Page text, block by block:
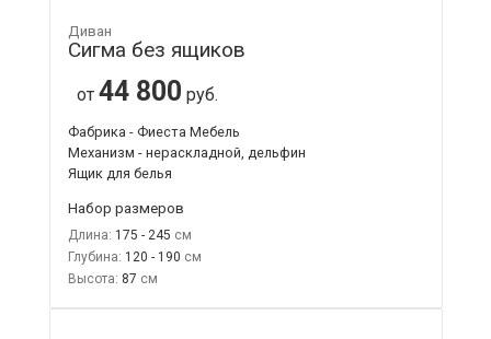
Диван
Сигма без ящиков
от 44 800 руб.
Фабрика - Фиеста Мебель
Механизм - нераскладной, дельфин
Ящик для белья
Набор размеров
Длина: 175 - 245
Глубина: 120 - 190
Высота: 87